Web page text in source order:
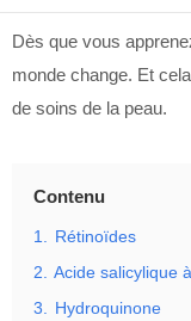
Dès que vous
monde change. Et
de soins de la peau.
Contenu
1. Rétinoïdes
2. Acide salicylique
3. Hydroquinone